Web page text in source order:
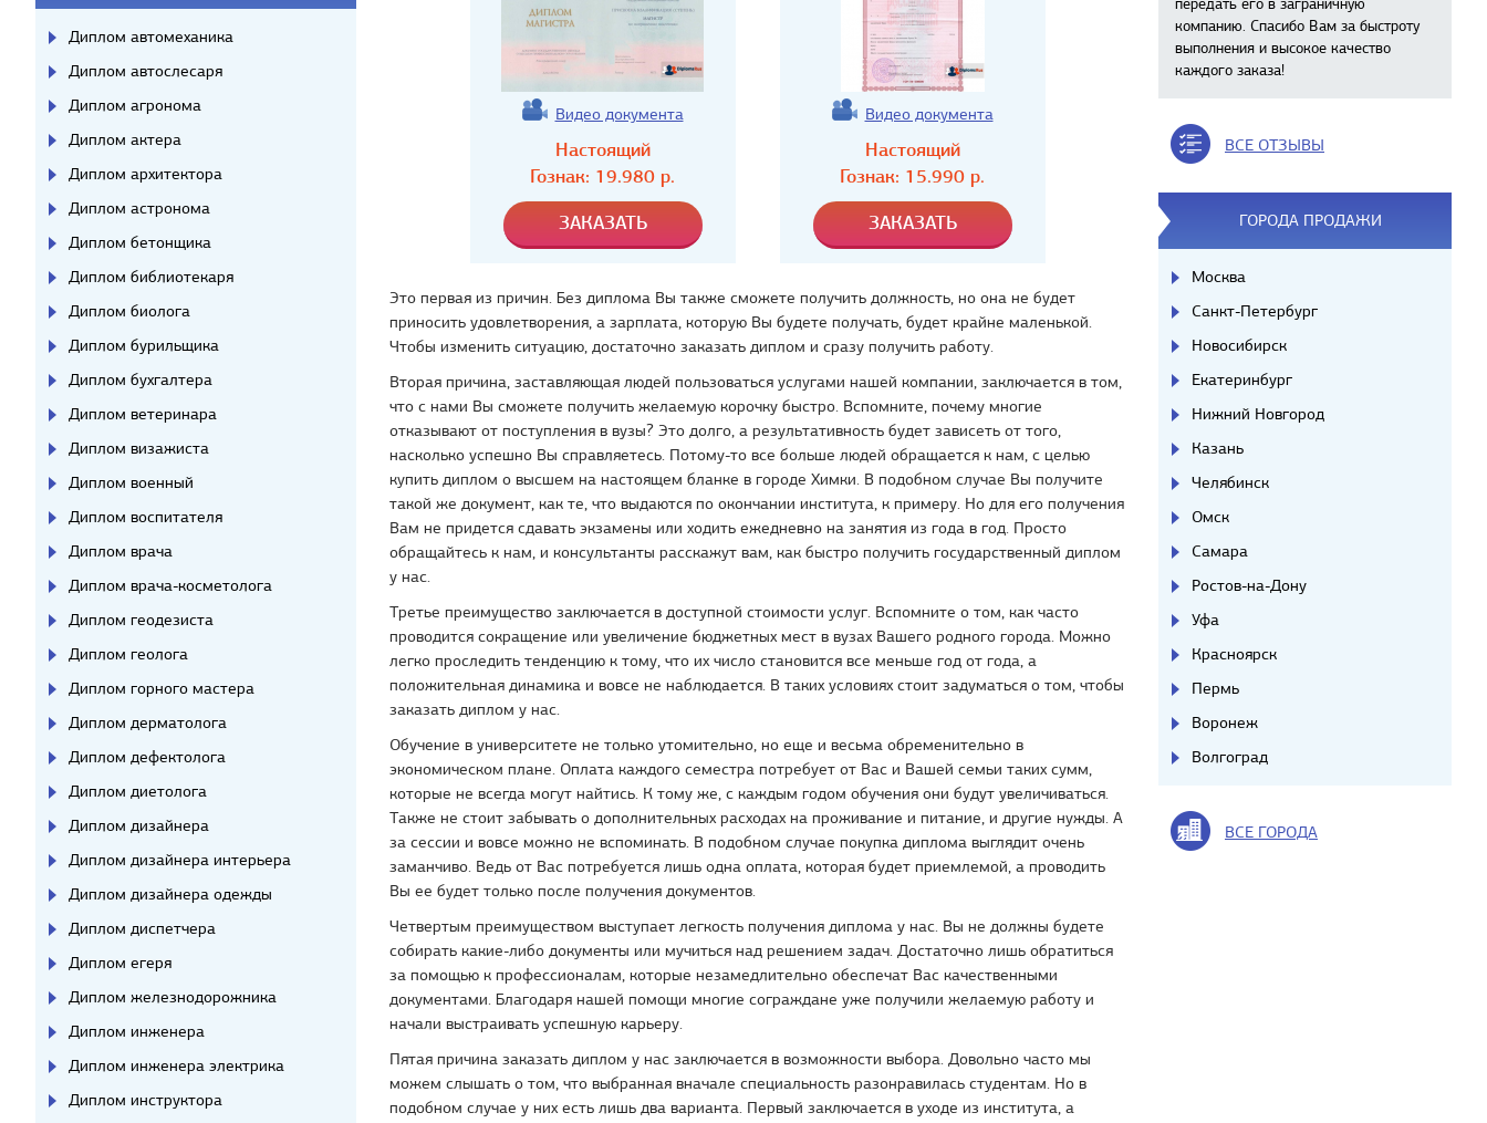
Видео документа
Настоящий
Гознак: 19.980 р.
Видео документа
Настоящий
Гознак: 15.990 р.
Это первая из причин. Без диплома Вы также сможете получить должность, но она не будет
приносить удовлетворения, а зарплата, которую Вы будете получать, будет крайне маленькой.
Чтобы изменить ситуацию, достаточно заказать диплом и сразу получить работу.
Вторая причина, заставляющая людей пользоваться услугами нашей компании, заключается в том,
что с нами Вы сможете получить желаемую корочку быстро. Вспомните, почему многие
отказывают от поступления в вузы? Это долго, а результативность будет зависеть от того,
насколько успешно Вы справляетесь. Потому-то все больше людей обращается к нам, с целью
купить диплом о высшем на настоящем бланке в городе Химки. В подобном случае Вы получите
такой же документ, как те, что выдаются по окончании института, к примеру. Но для его получения
Вам не придется сдавать экзамены или ходить ежедневно на занятия из года в год. Просто
обращайтесь к нам, и консультанты расскажут вам, как быстро получить государственный диплом
у нас.
Третье преимущество заключается в доступной стоимости услуг. Вспомните о том, как часто
проводится сокращение или увеличение бюджетных мест в вузах Вашего родного города. Можно
легко проследить тенденцию к тому, что их число становится все меньше год от года, а
положительная динамика и вовсе не наблюдается. В таких условиях стоит задуматься о том, чтобы
заказать диплом у нас.
Обучение в университете не только утомительно, но еще и весьма обременительно в
экономическом плане. Оплата каждого семестра потребует от Вас и Вашей семьи таких сумм,
которые не всегда могут найтись. К тому же, с каждым годом обучения они будут увеличиваться.
Также не стоит забывать о дополнительных расходах на проживание и питание, и другие нужды. А
за сессии и вовсе можно не вспоминать. В подобном случае покупка диплома выглядит очень
заманчиво. Ведь от Вас потребуется лишь одна оплата, которая будет приемлемой, а проводить
Вы ее будет только после получения документов.
Четвертым преимуществом выступает легкость получения диплома у нас. Вы не должны будете
собирать какие-либо документы или мучиться над решением задач. Достаточно лишь обратиться
за помощью к профессионалам, которые незамедлительно обеспечат Вас качественными
документами. Благодаря нашей помощи многие сограждане уже получили желаемую работу и
начали выстраивать успешную карьеру.
Пятая причина заказать диплом у нас заключается в возможности выбора. Довольно часто мы
можем слышать о том, что выбранная вначале специальность разонравилась студентам. Но в
подобном случае у них есть лишь два варианта. Первый заключается в уходе из института, а
Диплом автомеханика
Диплом автослесаря
Диплом агронома
Диплом актера
Диплом архитектора
Диплом астронома
Диплом бетонщика
Диплом библиотекаря
Диплом биолога
Диплом бурильщика
Диплом бухгалтера
Диплом ветеринара
Диплом визажиста
Диплом военный
Диплом воспитателя
Диплом врача
Диплом врача-косметолога
Диплом геодезиста
Диплом геолога
Диплом горного мастера
Диплом дерматолога
Диплом дефектолога
Диплом диетолога
Диплом дизайнера
Диплом дизайнера интерьера
Диплом дизайнера одежды
Диплом диспетчера
Диплом егеря
Диплом железнодорожника
Диплом инженера
Диплом инженера электрика
Диплом инструктора
передать его в заграничную
компанию. Спасибо Вам за быстроту
выполнения и высокое качество
каждого заказа!
ВСЕ ОТЗЫВЫ
ГОРОДА ПРОДАЖИ
Москва
Санкт-Петербург
Новосибирск
Екатеринбург
Нижний Новгород
Казань
Челябинск
Омск
Самара
Ростов-на-Дону
Уфа
Красноярск
Пермь
Воронеж
Волгоград
ВСЕ ГОРОДА